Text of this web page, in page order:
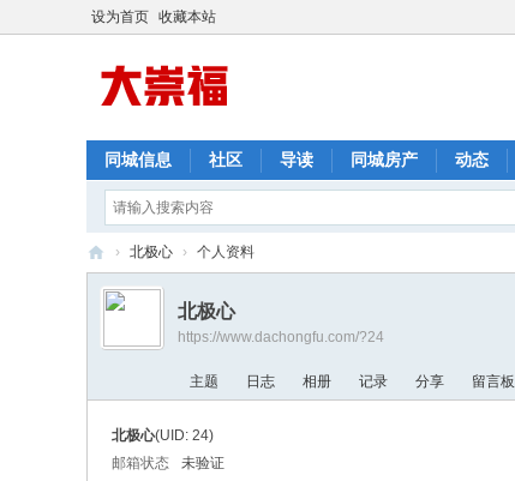
设为首页 收藏本站
同城信息 社区 导读 同城房产 动态
崇
网
› 北极心 › 个人资料
北极心
https://www.dachongfu.com/?24
主题 日志 相册 记录 分享 留言板
北极心(UID: 24)
邮箱状态
未验证